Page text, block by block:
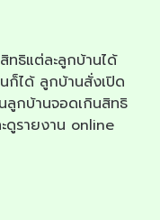
ทธิแต่ละลูกบ้านได้
ก็ได้ ลูกบ้านสั่งเปิด
ลูกบ้านจอดเกินสิทธิ
ดูรายงาน online